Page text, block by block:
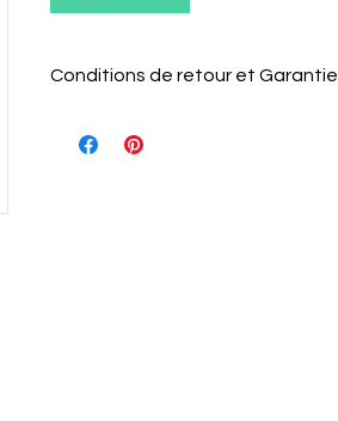
Conditions de retour et Garantie